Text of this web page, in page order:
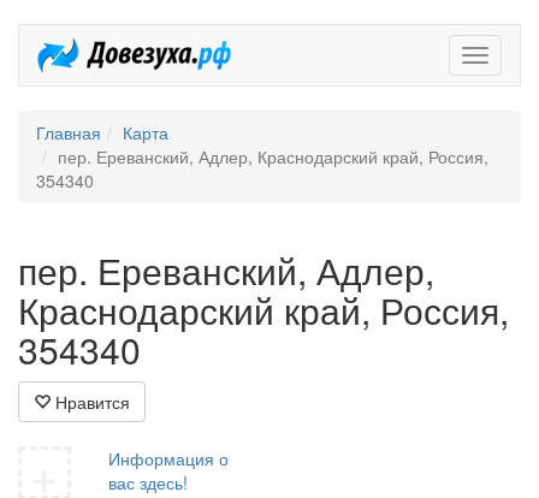
Главная
Карта
пер. Ереванский, Адлер, Краснодарский край, Россия,
354340
пер. Ереванский, Адлер,
Краснодарский край, Россия,
354340
Нравится
Информация о
вас здесь!